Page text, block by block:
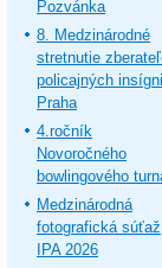
Pozvánka
8. Medzinárodné
stretnutie
policajných
Praha
4.ročník
Novoročného
bowlingového
Medzinárodná
fotografická súťaž
IPA 2026